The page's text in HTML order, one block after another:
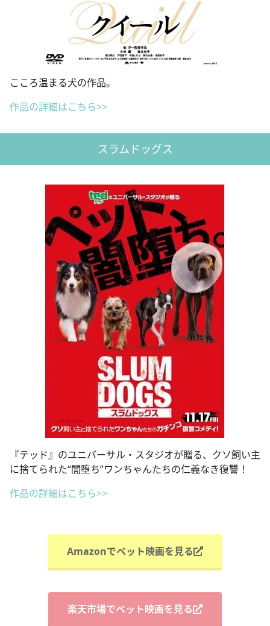
こころ温まる犬の作品。
作品の詳細はこちら>>
スラムドッグス
『テッド』のユニバーサル・スタジオが贈る、クソ飼い主
に捨てられた“闇堕ち”ワンちゃんたちの仁義なき復讐！
作品の詳細はこちら>>
Amazonでペット映画を見る
楽天市場でペット映画を見る